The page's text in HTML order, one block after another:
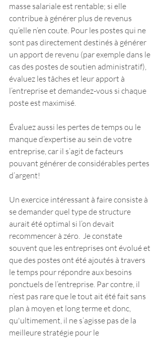
masse salariale est rentable; si elle
contribue à générer plus de revenus
qu’elle n’en coute. Pour les postes qui ne
sont pas directement destinés à générer
un apport de revenu (par exemple dans le
cas des postes de soutien administratif),
évaluez les tâches et leur apport à
l’entreprise et demandez-vous si chaque
poste est maximisé.
Évaluez aussi les pertes de temps ou le
manque d’expertise au sein de votre
entreprise, car il s’agit de facteurs
pouvant générer de considérables pertes
d’argent!
Un exercice intéressant à faire consiste à
se demander quel type de structure
aurait été optimal si l’on devait
recommencer à zéro.  Je constate
souvent que les entreprises ont évolué et
que des postes ont été ajoutés à travers
le temps pour répondre aux besoins
ponctuels de l’entreprise. Par contre, il
n’est pas rare que le tout ait été fait sans
plan à moyen et long terme et donc,
qu'ultimement, il ne s’agisse pas de la
meilleure stratégie pour le